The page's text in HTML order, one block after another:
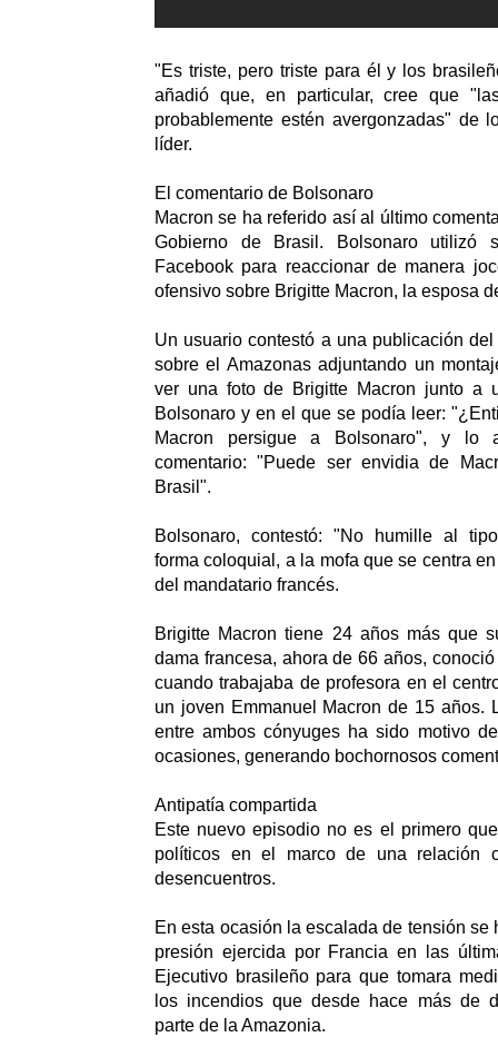
"Es triste, pero triste para él y los
añadió que, en particular, cree que
probablemente estén avergonzadas" de
líder.
El comentario de Bolsonaro
Macron se ha referido así al último
Gobierno de Brasil. Bolsonaro utilizó
Facebook para reaccionar de manera
ofensivo sobre Brigitte Macron, la esposa
Un usuario contestó a una publicación
sobre el Amazonas adjuntando un
ver una foto de Brigitte Macron junto a
Bolsonaro y en el que se podía leer:
Macron persigue a Bolsonaro", y lo
comentario: "Puede ser envidia de
Brasil".
Bolsonaro, contestó: "No humille al
forma coloquial, a la mofa que se centra
del mandatario francés.
Brigitte Macron tiene 24 años más que
dama francesa, ahora de 66 años,
cuando trabajaba de profesora en el
un joven Emmanuel Macron de 15 años.
entre ambos cónyuges ha sido motivo
ocasiones, generando bochornosos
Antipatía compartida
Este nuevo episodio no es el primero
políticos en el marco de una relación
desencuentros.
En esta ocasión la escalada de tensión se
presión ejercida por Francia en las
Ejecutivo brasileño para que tomara
los incendios que desde hace más de
parte de la Amazonia.